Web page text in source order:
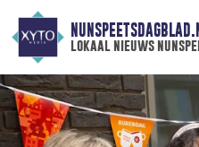
lokaal nieuws